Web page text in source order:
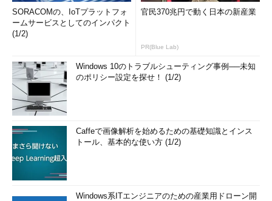
SORACOMの、IoTプラットフォ
ームサービスとしてのインパクト
(1/2)
官民370兆円で動く日本の新産業
PR(Blue Lab)
Windows 10のトラブルシューティング事例──未知
のポリシー設定を探せ！ (1/2)
Caffeで画像解析を始めるための基礎知識とインス
トール、基本的な使い方 (1/2)
Windows系ITエンジニアのための産業用ドローン開